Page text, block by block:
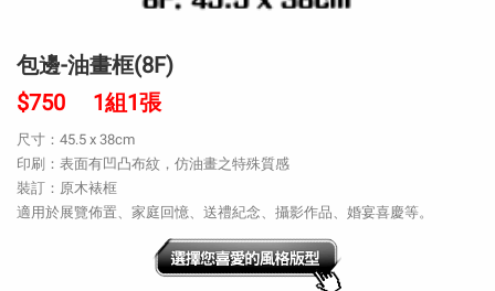
包邊-油畫框(8F)
$750 1組1張
尺寸：45.5 x 38cm
印刷：表面有凹凸布紋，仿油畫之特殊質感
裝訂：原木裱框
適用於展覽佈置、家庭回憶、送禮紀念、攝影作品、婚宴喜慶等。